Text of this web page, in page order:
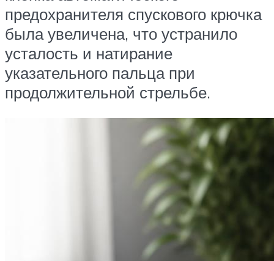
предохранителя спускового крючка
была увеличена, что устранило
усталость и натирание
указательного пальца при
продолжительной стрельбе.